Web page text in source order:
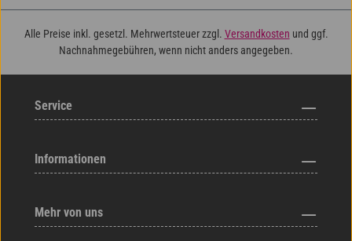
Alle Preise inkl. gesetzl. Mehrwertsteuer zzgl. Versandkosten und ggf.
Nachnahmegebühren, wenn nicht anders angegeben.
Service
Informationen
Mehr von uns